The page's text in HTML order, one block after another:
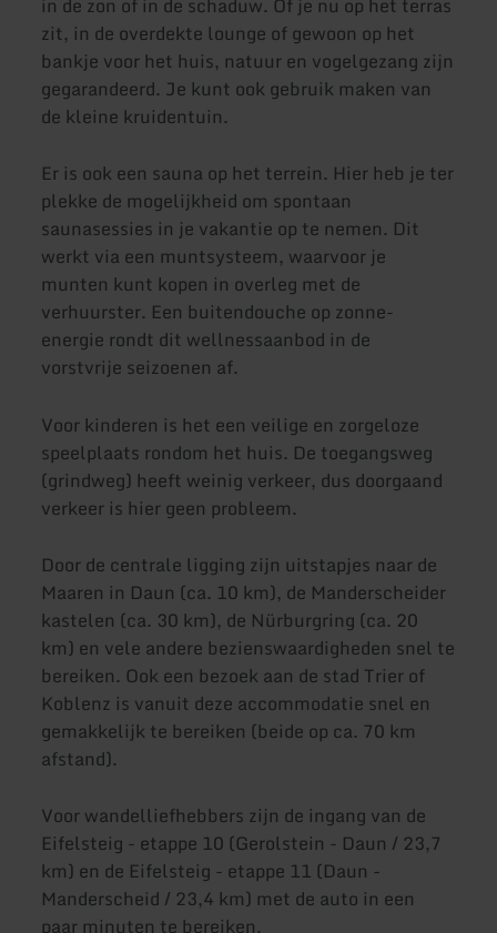
zit, in de overdekte lounge of gewoon op het
bankje voor het huis, natuur en vogelgezang zijn
gegarandeerd. Je kunt ook gebruik maken van
de kleine kruidentuin.
Er is ook een sauna op het terrein. Hier heb je ter
plekke de mogelijkheid om spontaan
saunasessies in je vakantie op te nemen. Dit
werkt via een muntsysteem, waarvoor je
munten kunt kopen in overleg met de
verhuurster. Een buitendouche op zonne-
energie rondt dit wellnessaanbod in de
vorstvrije seizoenen af.
Voor kinderen is het een veilige en zorgeloze
speelplaats rondom het huis. De toegangsweg
(grindweg) heeft weinig verkeer, dus doorgaand
verkeer is hier geen probleem.
Door de centrale ligging zijn uitstapjes naar de
Maaren in Daun (ca. 10 km), de Manderscheider
kastelen (ca. 30 km), de Nürburgring (ca. 20
km) en vele andere bezienswaardigheden snel te
bereiken. Ook een bezoek aan de stad Trier of
Koblenz is vanuit deze accommodatie snel en
gemakkelijk te bereiken (beide op ca. 70 km
afstand).
Voor wandelliefhebbers zijn de ingang van de
Eifelsteig - etappe 10 (Gerolstein - Daun / 23,7
km) en de Eifelsteig - etappe 11 (Daun -
Manderscheid / 23,4 km) met de auto in een
paar minuten te bereiken.